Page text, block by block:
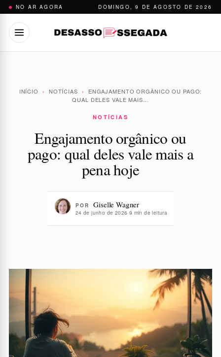
Pular
conteúdo
NO AR AGORA DOMINGO, 9 DE AGOSTO DE 2026
INÍCIO › NOTÍCIAS ›
ENGAJAMENTO ORGÂNICO OU PAGO:
QUAL DELES VALE MAIS…
NOTÍCIAS
Engajamento orgânico ou
pago: qual deles vale mais a
pena hoje
POR Giselle Wagner
24 de junho de 2026·9 min de leitura